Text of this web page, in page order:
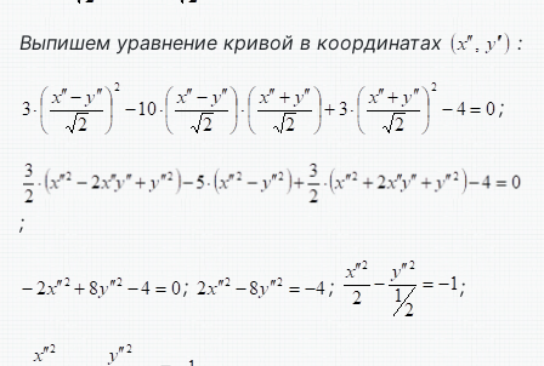
Выпишем уравнение кривой в координатах :
;
;
; ; ;